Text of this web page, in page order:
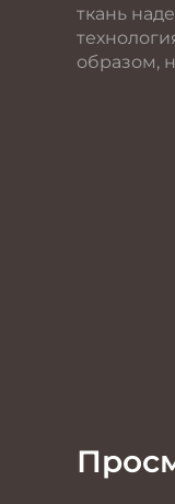
ткань
образом,